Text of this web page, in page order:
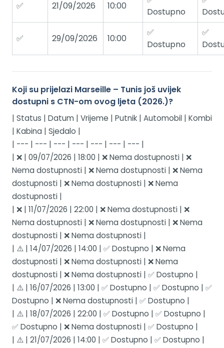
✅ 21/09/2026 10:00
Dostupno
✅ 29/09/2026 10:00
✅
Dostupno
✅
Koji su prijelazi Marseille – Tunis još uvijek
dostupni s CTN-om ovog ljeta (2026.)?
| Status | Datum | Vrijeme | Putnik | Automobil | Kombi
| Kabina | Sjedalo |
| --- | --- | --- | --- | --- | --- | --- |
| ❌ | 09/07/2026 | 18:00 | ❌ Nema dostupnosti | ❌
Nema dostupnosti | ❌ Nema dostupnosti | ❌ Nema
dostupnosti | ❌ Nema dostupnosti | ❌ Nema
dostupnosti |
| ❌ | 11/07/2026 | 22:00 | ❌ Nema dostupnosti | ❌
Nema dostupnosti | ❌ Nema dostupnosti | ❌ Nema
dostupnosti | ❌ Nema dostupnosti |
| ⚠️ | 14/07/2026 | 14:00 | ✅ Dostupno | ❌ Nema
dostupnosti | ❌ Nema dostupnosti | ❌ Nema
dostupnosti | ❌ Nema dostupnosti | ✅ Dostupno |
| ⚠️ | 16/07/2026 | 13:00 | ✅ Dostupno | ✅ Dostupno | ✅
Dostupno | ❌ Nema dostupnosti | ✅ Dostupno |
| ⚠️ | 18/07/2026 | 22:00 | ✅ Dostupno | ✅ Dostupno |
✅ Dostupno | ❌ Nema dostupnosti | ✅ Dostupno |
| ⚠️ | 21/07/2026 | 14:00 | ✅ Dostupno | ✅ Dostupno |